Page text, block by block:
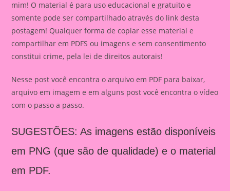
mim! O material é para uso educacional e gratuito e
somente pode ser compartilhado através do link desta
postagem! Qualquer forma de copiar esse material e
compartilhar em PDFS ou imagens e sem consentimento
constitui crime, pela lei de direitos autorais!
Nesse post você encontra o arquivo em PDF para baixar,
arquivo em imagem e em alguns post você encontra o vídeo
com o passo a passo.
SUGESTÕES:As imagens estão disponíveis
em PNG (que são de qualidade) e o material
em PDF.